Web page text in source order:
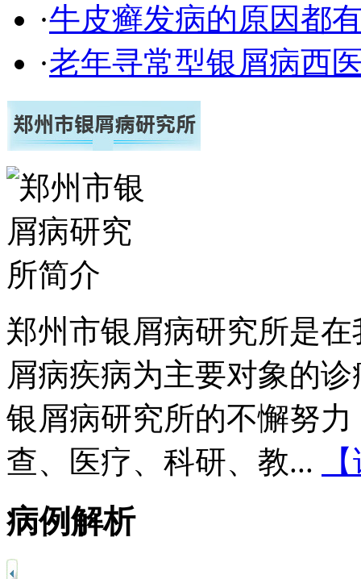
·牛皮癣发病的原因都
·老年寻常型银屑病西
郑州市银屑病研究所是
屑病疾病为主要对象的
银屑病研究所的不懈努
查、医疗、科研、教...
病例解析